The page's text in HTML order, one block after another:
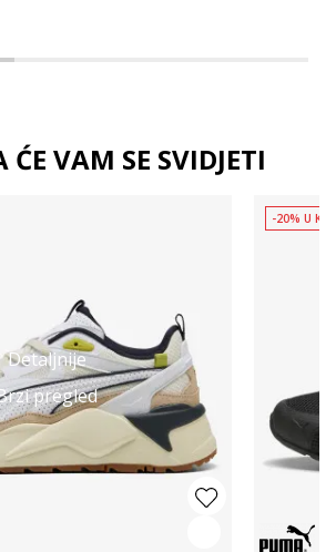
ĆE VAM SE SVIDJETI
Detaljnije
pregled
-20% U